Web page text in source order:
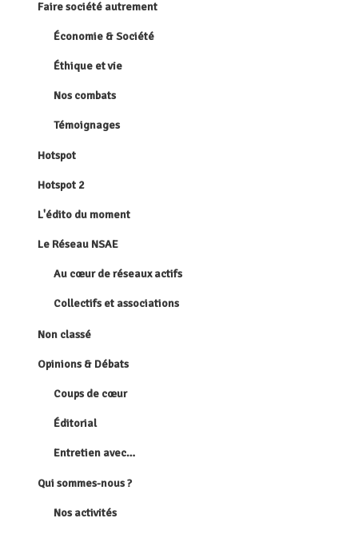
Faire société autrement
Économie & Société
Éthique et vie
Nos combats
Témoignages
Hotspot
Hotspot 2
L'édito du moment
Le Réseau NSAE
Au cœur de réseaux actifs
Collectifs et associations
Non classé
Opinions & Débats
Coups de cœur
Éditorial
Entretien avec…
Qui sommes-nous ?
Nos activités